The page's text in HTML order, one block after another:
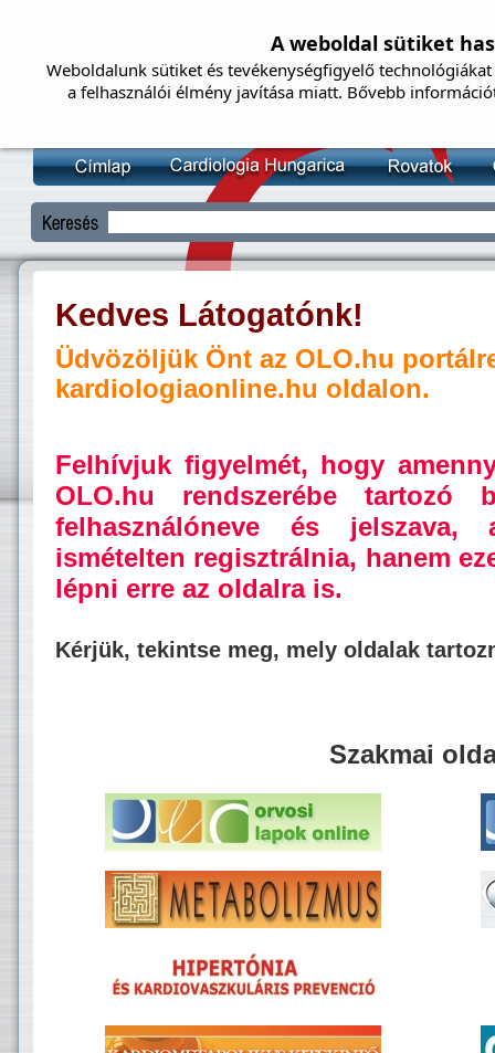
Kedves Látogatónk!
Üdvözöljük Önt az OLO.hu
kardiologiaonline.hu oldalon.
Felhívjuk figyelmét, hogy
OLO.hu rendszerébe tartozó
felhasználóneve és jelszava,
ismételten regisztrálnia, hanem
lépni erre az oldalra is.
Kérjük, tekintse meg, mely oldalak
Szakmai
A weboldal sütiket
Weboldalunk sütiket és tevékenységfigyelő
a felhasználói élmény javítása miatt. Bővebb